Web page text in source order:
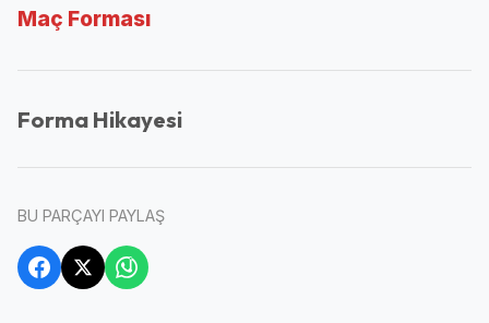
Maç Forması
Forma Hikayesi
BU PARÇAYI PAYLAŞ